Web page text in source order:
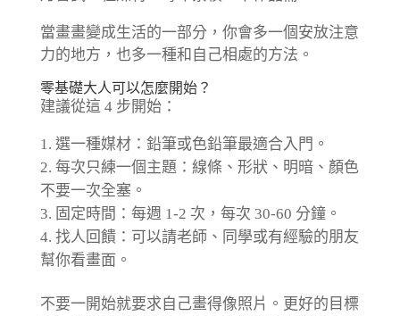
當畫畫變成生活的一部分，你會多一個安放注意
力的地方，也多一種和自己相處的方法。
零基礎大人可以怎麼開始？
建議從這 4 步開始：
選一種媒材：鉛筆或色鉛筆最適合入門。
每次只練一個主題：線條、形狀、明暗、顏色
不要一次全塞。
固定時間：每週 1-2 次，每次 30-60 分鐘。
找人回饋：可以請老師、同學或有經驗的朋友
幫你看畫面。
不要一開始就要求自己畫得像照片。更好的目標